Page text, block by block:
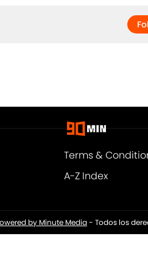
Terms &
A-Z Index
by Minute Media- Todos los